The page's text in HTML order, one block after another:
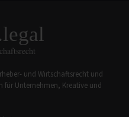
und Wirtschaftsrecht und
für Unternehmen, Kreative und